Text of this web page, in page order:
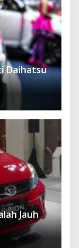
Daihatsu
Jauh